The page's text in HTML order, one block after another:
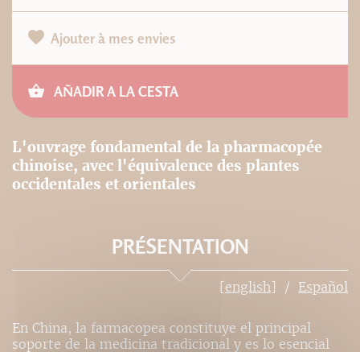
Ajouter à mes envies
AÑADIR A LA CESTA
L'ouvrage fondamental de la pharmacopée
chinoise, avec l'équivalence des plantes
occidentales et orientales
PRÉSENTATION
[english] Español
En China, la farmacopea constituye el principal
soporte de la medicina tradicional y es lo esencial